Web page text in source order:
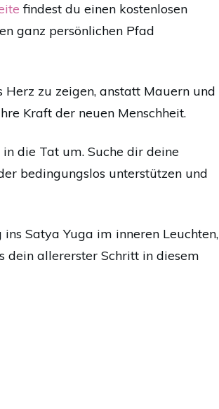
findest du einen kostenlosen
ganz persönlichen Pfad
Herz zu zeigen, anstatt Mauern und
Kraft der neuen Menschheit.
die Tat um. Suche dir deine
bedingungslos unterstützen und
Satya Yuga im inneren Leuchten,
dein allererster Schritt in diesem